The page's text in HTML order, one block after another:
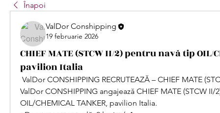
Înapoi
ValDor Conshipping
19 februarie 2026
CHIEF MATE (STCW II/2) pentru navă tip OIL/
pavilion Italia
ValDor CONSHIPPING RECRUTEAZĂ – CHIEF MATE
ValDor CONSHIPPING angajează CHIEF MATE (STCW II/
OIL/CHEMICAL TANKER, pavilion Italia.